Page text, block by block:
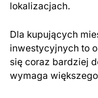
lokalizacjach.
Dla kupujących
inwestycyjnych to
się coraz bardziej
wymaga większego